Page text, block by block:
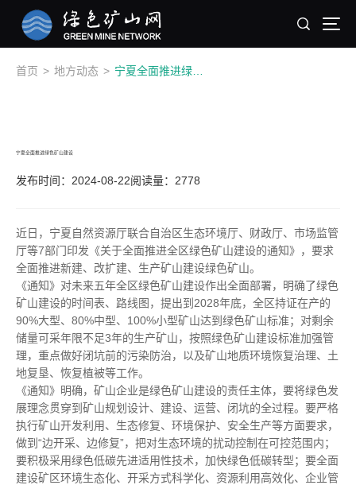
首页 > 地方动态 >
宁夏全面推进绿色矿山建设
发布时间：2024-08-22阅读量：2778
近日，宁夏自然资源厅联合自治区生态环境厅、财政厅、市场监管
厅等7部门印发《关于全面推进全区绿色矿山建设的通知》，要求
全面推进新建、改扩建、生产矿山建设绿色矿山。
《通知》对未来五年全区绿色矿山建设作出全面部署，明确了绿色
矿山建设的时间表、路线图，提出到2028年底，全区持证在产的
90%大型、80%中型、100%小型矿山达到绿色矿山标准；对剩余
储量可采年限不足3年的生产矿山，按照绿色矿山建设标准加强管
理，重点做好闭坑前的污染防治，以及矿山地质环境恢复治理、土
地复垦、恢复植被等工作。
《通知》明确，矿山企业是绿色矿山建设的责任主体，要将绿色发
展理念贯穿到矿山规划设计、建设、运营、闭坑的全过程。要严格
执行矿山开发利用、生态修复、环境保护、安全生产等方面要求，
做到“边开采、边修复”，把对生态环境的扰动控制在可控范围内；
要积极采用绿色低碳先进适用性技术，加快绿色低碳转型；要全面
建设矿区环境生态化、开采方式科学化、资源利用高效化、企业管